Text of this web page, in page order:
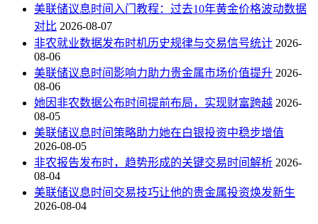
美联储议息时间入门教程：过去10年黄金价格波动数据
对比 2026-08-07
非农就业数据发布时机历史规律与交易信号统计 2026-
08-06
美联储议息时间影响力助力贵金属市场价值提升 2026-
08-06
她因非农数据公布时间提前布局，实现财富跨越 2026-
08-05
美联储议息时间策略助力她在白银投资中稳步增值
2026-08-05
非农报告发布时，趋势形成的关键交易时间解析 2026-
08-04
美联储议息时间交易技巧让他的贵金属投资焕发新生
2026-08-04